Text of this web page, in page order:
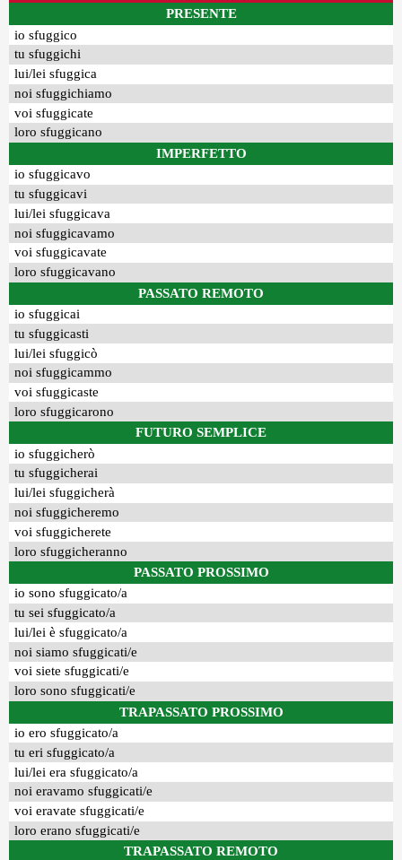
PRESENTE
io sfuggico
tu sfuggichi
lui/lei sfuggica
noi sfuggichiamo
voi sfuggicate
loro sfuggicano
IMPERFETTO
io sfuggicavo
tu sfuggicavi
lui/lei sfuggicava
noi sfuggicavamo
voi sfuggicavate
loro sfuggicavano
PASSATO REMOTO
io sfuggicai
tu sfuggicasti
lui/lei sfuggicò
noi sfuggicammo
voi sfuggicaste
loro sfuggicarono
FUTURO SEMPLICE
io sfuggicherò
tu sfuggicherai
lui/lei sfuggicherà
noi sfuggicheremo
voi sfuggicherete
loro sfuggicheranno
PASSATO PROSSIMO
io sono sfuggicato/a
tu sei sfuggicato/a
lui/lei è sfuggicato/a
noi siamo sfuggicati/e
voi siete sfuggicati/e
loro sono sfuggicati/e
TRAPASSATO PROSSIMO
io ero sfuggicato/a
tu eri sfuggicato/a
lui/lei era sfuggicato/a
noi eravamo sfuggicati/e
voi eravate sfuggicati/e
loro erano sfuggicati/e
TRAPASSATO REMOTO